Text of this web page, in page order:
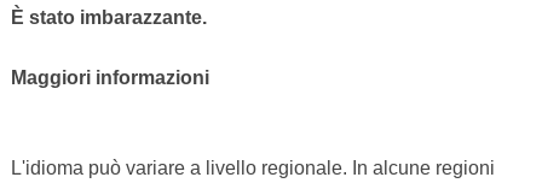
È stato imbarazzante.
Maggiori informazioni
L'idioma può variare a livello regionale. In alcune regioni